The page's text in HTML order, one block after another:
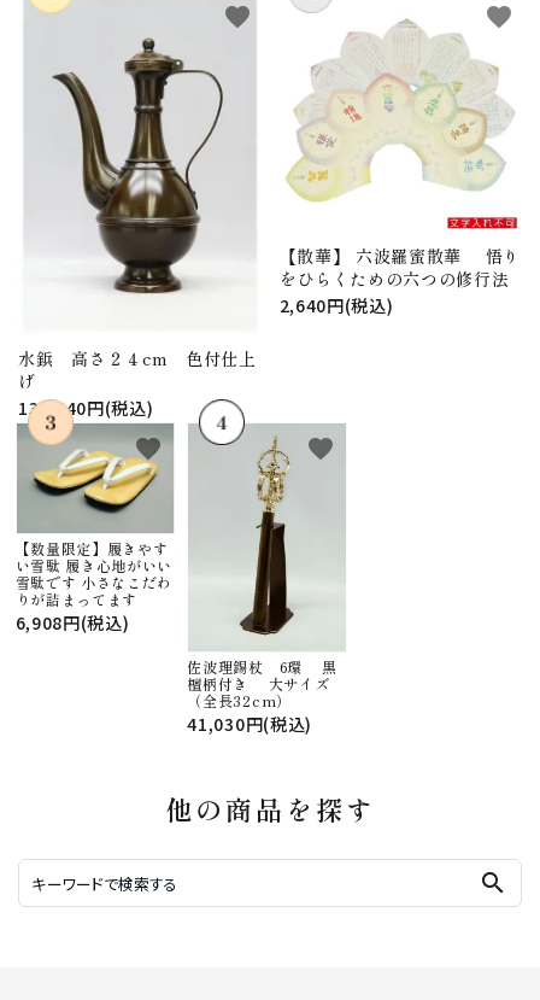
水鋲 高さ２４cm 色付仕上
げ
130,240円(税込)
favorite
【散華】 六波羅蜜散華 悟り
をひらくための六つの修行法
2,640円(税込)
favorite
【数量限定】履きやす
い雪駄 履き心地がいい
雪駄です 小さなこだわ
りが詰まってます
6,908円(税込)
favorite
佐波理錫杖 6環 黒
檀柄付き 大サイズ
（全長32cm）
41,030円(税込)
favorite
他の商品を探す
search